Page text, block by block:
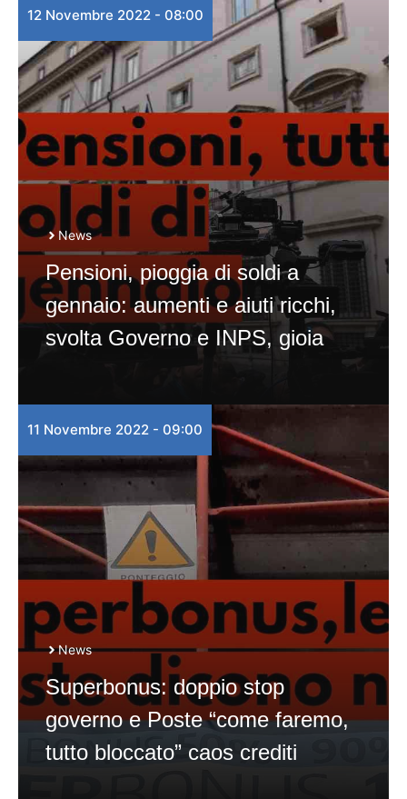
12 Novembre 2022 - 08:00
News
Pensioni, pioggia di soldi a
gennaio: aumenti e aiuti ricchi,
svolta Governo e INPS, gioia
11 Novembre 2022 - 09:00
News
Superbonus: doppio stop
governo e Poste “come faremo,
tutto bloccato” caos crediti